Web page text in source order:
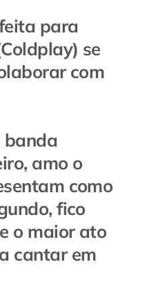
para
se
com
banda
amo o
como
fico
o maior ato
cantar em